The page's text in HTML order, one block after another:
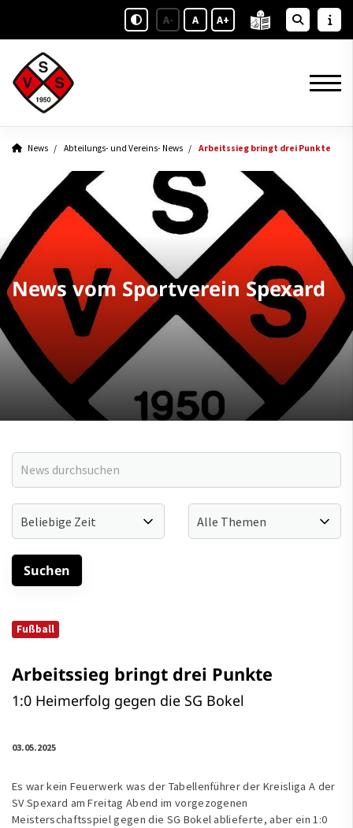
A- A A+
News Abteilungs- und Vereins- News Arbeitssieg bringt drei Punkte
News vom Sportverein Spexard
Fußball
Arbeitssieg bringt drei Punkte
1:0 Heimerfolg gegen die SG Bokel
03.05.2025
Es war kein Feuerwerk was der Tabellenführer der Kreisliga A der
SV Spexard am Freitag Abend im vorgezogenen
Meisterschaftsspiel gegen die SG Bokel ablieferte, aber ein 1:0